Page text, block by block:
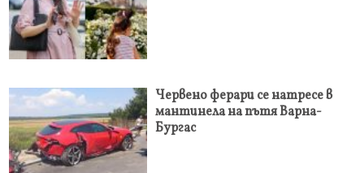
Червено ферари се натресе в
мантинела на пътя Варна-
Бургас